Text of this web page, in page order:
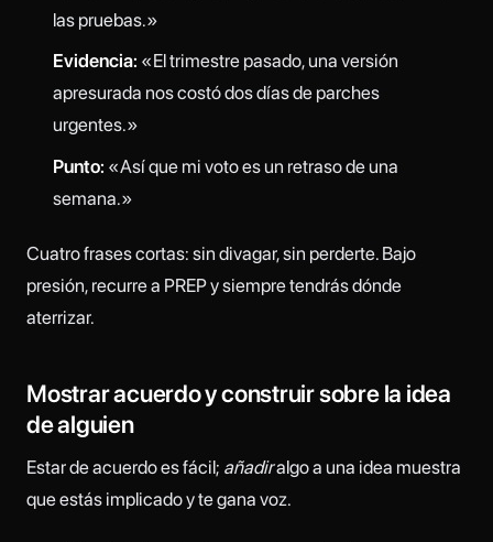
las pruebas.»
Evidencia: «El trimestre pasado, una versión
apresurada nos costó dos días de parches
urgentes.»
Punto: «Así que mi voto es un retraso de una
semana.»
Cuatro frases cortas: sin divagar, sin perderte. Bajo
presión, recurre a PREP y siempre tendrás dónde
aterrizar.
Mostrar acuerdo y construir sobre la idea
de alguien
Estar de acuerdo es fácil; añadiralgo a una idea muestra
que estás implicado y te gana voz.